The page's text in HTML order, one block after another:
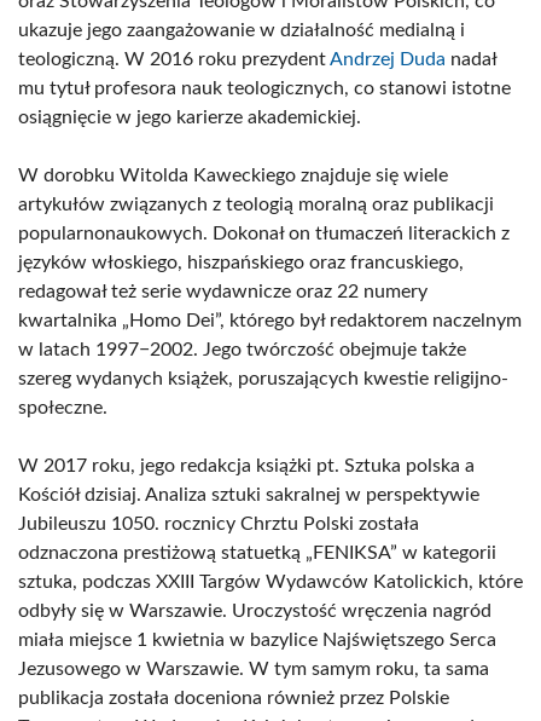
ukazuje jego zaangażowanie w działalność medialną i
teologiczną. W 2016 roku prezydentAndrzej Duda nadał
mu tytuł profesora nauk teologicznych, co stanowi istotne
osiągnięcie w jego karierze akademickiej.
W dorobku Witolda Kaweckiego znajduje się wiele
artykułów związanych z teologią moralną oraz publikacji
popularnonaukowych. Dokonał on tłumaczeń literackich z
języków włoskiego, hiszpańskiego oraz francuskiego,
redagował też serie wydawnicze oraz 22 numery
kwartalnika „Homo Dei”, którego był redaktorem naczelnym
w latach 1997−2002. Jego twórczość obejmuje także
szereg wydanych książek, poruszających kwestie religijno-
społeczne.
W 2017 roku, jego redakcja książki pt. Sztuka polska a
Kościół dzisiaj. Analiza sztuki sakralnej w perspektywie
Jubileuszu 1050. rocznicy Chrztu Polski została
odznaczona prestiżową statuetką „FENIKSA” w kategorii
sztuka, podczas XXIII Targów Wydawców Katolickich, które
odbyły się w Warszawie. Uroczystość wręczenia nagród
miała miejsce 1 kwietnia w bazylice Najświętszego Serca
Jezusowego w Warszawie. W tym samym roku, ta sama
publikacja została doceniona również przez Polskie